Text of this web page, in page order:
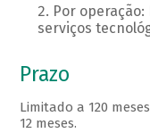
Por operação:
serviços
Prazo
Limitado a 120
12 meses.